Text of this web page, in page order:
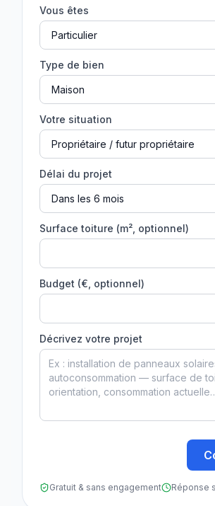
Vous êtes
Type de bien
Votre situation
Délai du projet
Surface toiture (m², optionnel)
Budget (€, optionnel)
Décrivez votre projet
Gratuit & sans engagement Réponse